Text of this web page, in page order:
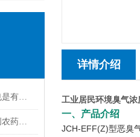
全自动脂肪测定仪在使用方面也是有技巧的
不要再忽视农药残留问题，聚创农药残留检测仪来帮您！
详情介绍
工业居民环境臭气
一、产品介绍
JCH-EFF(Z)型恶臭